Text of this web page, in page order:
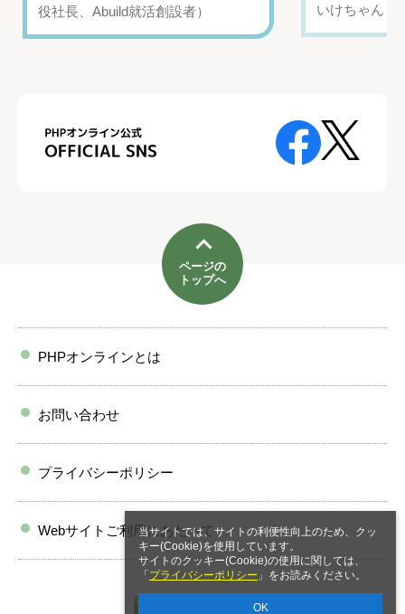
当サイトでは、サイトの利便性向上のため、クッ
キー(Cookie)を使用しています。
サイトのクッキー(Cookie)の使用に関しては、
「 プライバシーポリシー 」をお読みください。
OK
役社長、Abuild就活創設者）
いけちゃん（
ページの
トップへ
PHPオンラインとは
お問い合わせ
プライバシーポリシー
Webサイトご利用にあたって